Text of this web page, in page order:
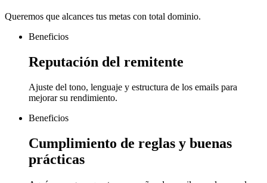
Queremos que alcances tus metas con total dominio.
Beneficios
Reputación del remitente
Ajuste del tono, lenguaje y estructura de los emails para
mejorar su rendimiento.
Beneficios
Cumplimiento de reglas y buenas
prácticas